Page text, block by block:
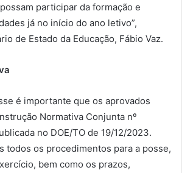
participar da formação e
já no início do ano letivo”,
de Estado da Educação, Fábio Vaz.
é importante que os aprovados
Normativa Conjunta nº
no DOE/TO de 19/12/2023.
todos os procedimentos para a posse,
bem como os prazos,